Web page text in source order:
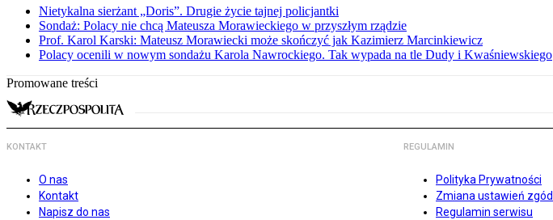
Nietykalna sierżant „Doris”. Drugie życie tajnej policjantki
Sondaż: Polacy nie chcą Mateusza Morawieckiego w przyszłym rządzie
Prof. Karol Karski: Mateusz Morawiecki może skończyć jak Kazimierz Marcinkiewicz
Polacy ocenili w nowym sondażu Karola Nawrockiego. Tak wypada na tle Dudy i Kwaśniewskiego
Promowane treści
KONTAKT
O nas
Kontakt
Napisz do nas
REGULAMIN
Polityka Prywatności
Zmiana ustawień zgód
Regulamin serwisu